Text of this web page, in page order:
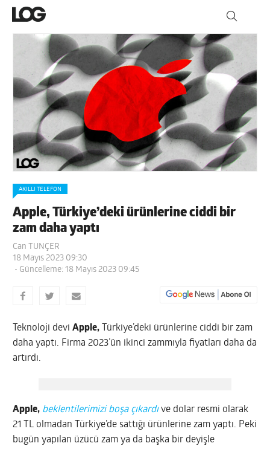
AKILLI TELEFON
Apple, Türkiye’deki ürünlerine ciddi bir
zam daha yaptı
Can TUNÇER
18 Mayıs 2023 09:30
- Güncelleme: 18 Mayıs 2023 09:45
Teknoloji deviApple, Türkiye’deki ürünlerine ciddi bir zam
daha yaptı. Firma 2023’ün ikinci zammıyla fiyatları daha da
artırdı.
Apple, beklentilerimizi boşa çıkardıve dolar resmi olarak
21 TL olmadan Türkiye’de sattığı ürünlerine zam yaptı. Peki
bugün yapılan üzücü zam ya da başka bir deyişle